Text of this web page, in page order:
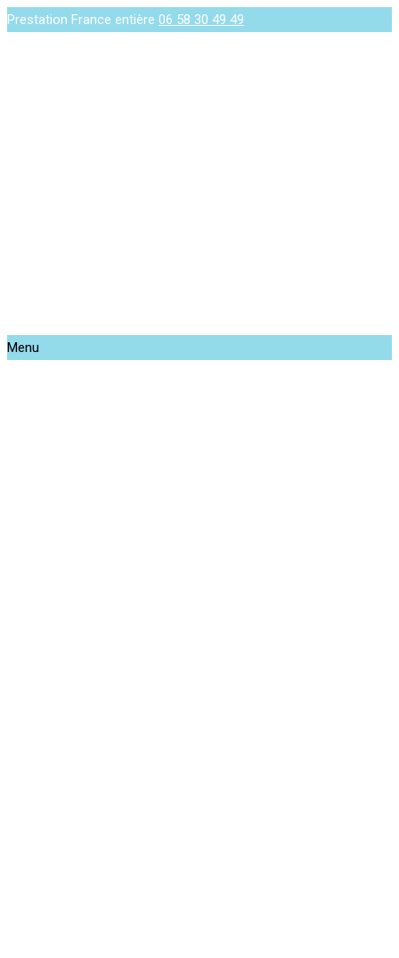
Prestation France entière 06 58 30 49 49
Menu